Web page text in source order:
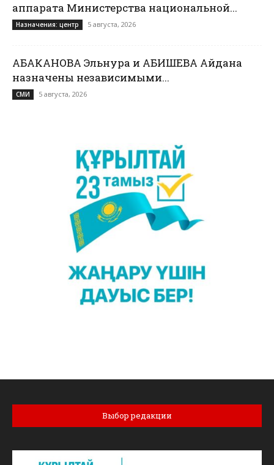
аппарата Министерства национальной...
Назначения: центр 5 августа, 2026
АБАКАНОВА Эльнура и АБИШЕВА Айдана
назначены независимыми...
СМИ 5 августа, 2026
Выбор редакции